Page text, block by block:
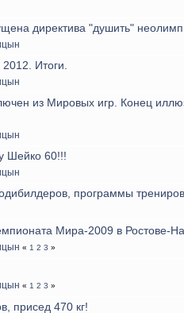
директива "душить"
Итоги.
из Мировых игр. Конец
Шейко 60!!!
программы
Мира-2009 в Ростове-
« 1 2 3 »
« 1 2 3 »
присед 470 кг!